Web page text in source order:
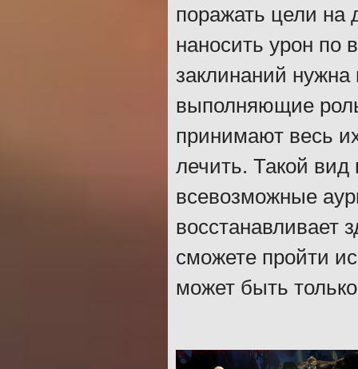
поражать цели на
наносить урон по
заклинаний нужна
выполняющие
принимают весь
лечить. Такой
всевозможные
восстанавливает
сможете пройти
может быть